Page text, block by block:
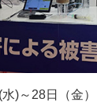
)～28日（金